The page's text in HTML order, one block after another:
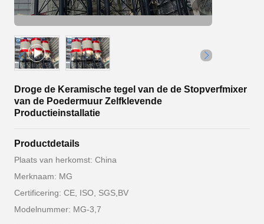
Droge de Keramische tegel van de de Stopverfmixer
van de Poedermuur Zelfklevende
Productieinstallatie
Productdetails
Plaats van herkomst: China
Merknaam: MG
Certificering: CE, ISO, SGS,BV
Modelnummer: MG-3,7